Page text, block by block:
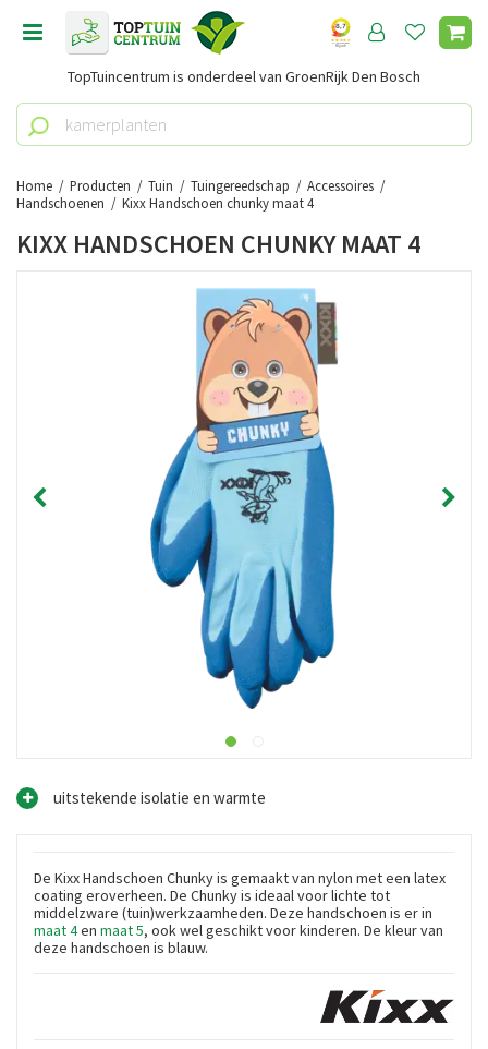
Home Producten Tuin Tuingereedschap
Accessoires
Handschoenen
Kixx Handschoen chunky maat 4
TopTuincentrum is onderdeel van GroenRijk Den Bosch
KIXX HANDSCHOEN CHUNKY MAAT 4
uitstekende isolatie en warmte
De Kixx Handschoen Chunky is gemaakt van nylon met een latex
coating eroverheen. De Chunky is ideaal voor lichte tot
middelzware (tuin)werkzaamheden. Deze handschoen is er in
maat 4en maat 5, ook wel geschikt voor kinderen. De kleur van
deze handschoen is blauw.